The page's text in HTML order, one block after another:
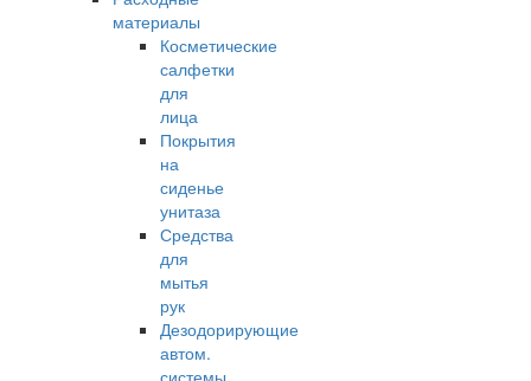
материалы
Косметические
салфетки
для
лица
Покрытия
на
сиденье
унитаза
Средства
для
мытья
рук
Дезодорирующие
автом.